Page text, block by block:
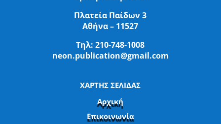
Πλατεία Παίδων 3
Αθήνα – 11527
Τηλ:210-748-1008
neon.publication@gmail.com
ΧΑΡΤΗΣ ΣΕΛΙΔΑΣ
Αρχική
Επικοινωνία